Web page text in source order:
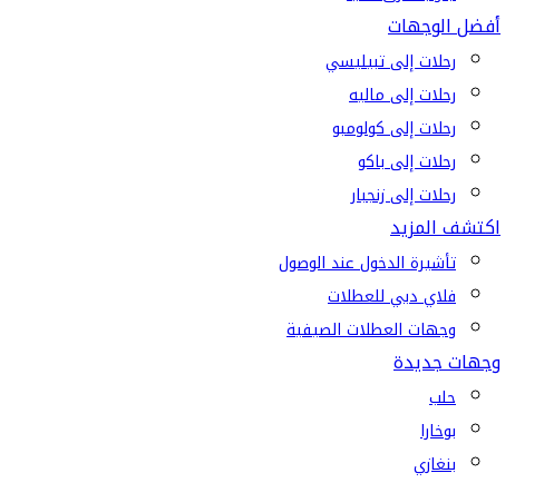
أفضل الوجهات
رحلات إلى تبيليسي
رحلات إلى ماليه
رحلات إلى كولومبو
رحلات إلى باكو
رحلات إلى زنجبار
اكتشف المزيد
تأشيرة الدخول عند الوصول
فلاي دبي للعطلات
وجهات العطلات الصيفية
وجهات جديدة
حلب
بوخارا
بنغازي